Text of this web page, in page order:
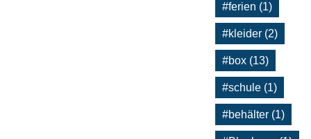
#ferien (1)
#kleider (2)
#box (13)
#schule (1)
#behälter (1)